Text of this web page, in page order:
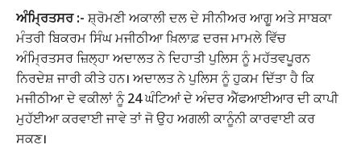
ਅੰਮ੍ਰਿਤਸਰ :- ਸ਼੍ਰੋਮਣੀ ਅਕਾਲੀ ਦਲ ਦੇ ਸੀਨੀਅਰ ਆਗੂ ਅਤੇ ਸਾਬਕਾ
ਮੰਤਰੀ ਬਿਕਰਮ ਸਿੰਘ ਮਜੀਠੀਆ ਖ਼ਿਲਾਫ਼ ਦਰਜ ਮਾਮਲੇ ਵਿੱਚ
ਅੰਮ੍ਰਿਤਸਰ ਜ਼ਿਲ੍ਹਾ ਅਦਾਲਤ ਨੇ ਦਿਹਾਤੀ ਪੁਲਿਸ ਨੂੰ ਮਹੱਤਵਪੂਰਨ
ਨਿਰਦੇਸ਼ ਜਾਰੀ ਕੀਤੇ ਹਨ। ਅਦਾਲਤ ਨੇ ਪੁਲਿਸ ਨੂੰ ਹੁਕਮ ਦਿੱਤਾ ਹੈ ਕਿ
ਮਜੀਠੀਆ ਦੇ ਵਕੀਲਾਂ ਨੂੰ 24 ਘੰਟਿਆਂ ਦੇ ਅੰਦਰ ਐੱਫਆਈਆਰ ਦੀ ਕਾਪੀ
ਮੁਹੱਈਆ ਕਰਵਾਈ ਜਾਵੇ ਤਾਂ ਜੋ ਉਹ ਅਗਲੀ ਕਾਨੂੰਨੀ ਕਾਰਵਾਈ ਕਰ
ਸਕਣ।